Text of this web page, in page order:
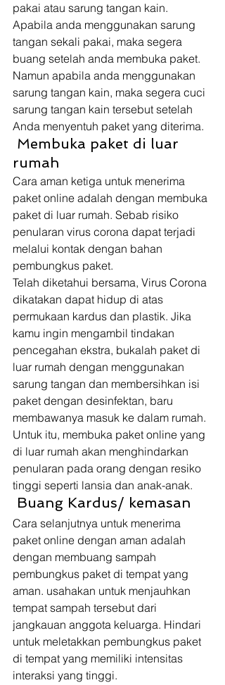
pakai atau sarung tangan kain.
Apabila anda menggunakan sarung
tangan sekali pakai, maka segera
buang setelah anda membuka paket.
Namun apabila anda menggunakan
sarung tangan kain, maka segera cuci
sarung tangan kain tersebut setelah
Anda menyentuh paket yang diterima.
rumah
Cara aman ketiga untuk menerima
paket online adalah dengan membuka
paket di luar rumah. Sebab risiko
penularan virus corona dapat terjadi
melalui kontak dengan bahan
pembungkus paket.
Telah diketahui bersama, Virus Corona
dikatakan dapat hidup di atas
permukaan kardus dan plastik. Jika
kamu ingin mengambil tindakan
pencegahan ekstra, bukalah paket di
luar rumah dengan menggunakan
sarung tangan dan membersihkan isi
paket dengan desinfektan, baru
membawanya masuk ke dalam rumah.
Untuk itu, membuka paket online yang
di luar rumah akan menghindarkan
penularan pada orang dengan resiko
tinggi seperti lansia dan anak-anak.
Buang Kardus/ kemasan
Cara selanjutnya untuk menerima
paket online dengan aman adalah
dengan membuang sampah
pembungkus paket di tempat yang
aman. usahakan untuk menjauhkan
tempat sampah tersebut dari
jangkauan anggota keluarga. Hindari
untuk meletakkan pembungkus paket
di tempat yang memiliki intensitas
interaksi yang tinggi.